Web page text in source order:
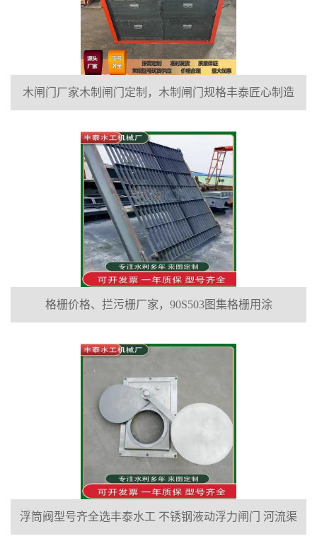
木闸门厂家木制闸门定制，木制闸门规格丰泰匠心制造
格栅价格、拦污栅厂家，90S503图集格栅用涂
浮筒阀型号齐全选丰泰水工 不锈钢液动浮力闸门 河流渠